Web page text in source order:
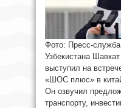
Фото: Пресс-
Узбекистана
выступил на
«ШОС плюс» в
Он озвучил
транспорту,